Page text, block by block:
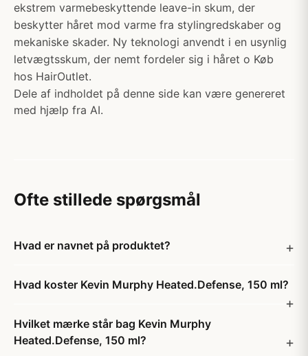
ekstrem varmebeskyttende leave-in skum, der
beskytter håret mod varme fra stylingredskaber og
mekaniske skader. Ny teknologi anvendt i en usynlig
letvægtsskum, der nemt fordeler sig i håret o Køb
hos HairOutlet.
Dele af indholdet på denne side kan være genereret
med hjælp fra AI.
Ofte stillede spørgsmål
Hvad er navnet på produktet?
Hvad koster Kevin Murphy Heated.Defense, 150 ml?
Hvilket mærke står bag Kevin Murphy
Heated.Defense, 150 ml?